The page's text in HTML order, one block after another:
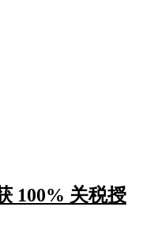
100% 关税授